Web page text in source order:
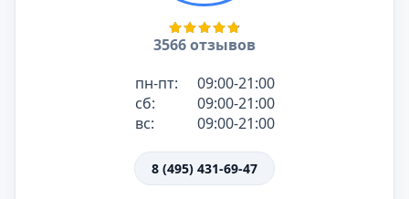
3566 отзывов
пн-пт:
09:00-21:00
сб:
09:00-21:00
вс:
09:00-21:00
8 (495) 431-69-47